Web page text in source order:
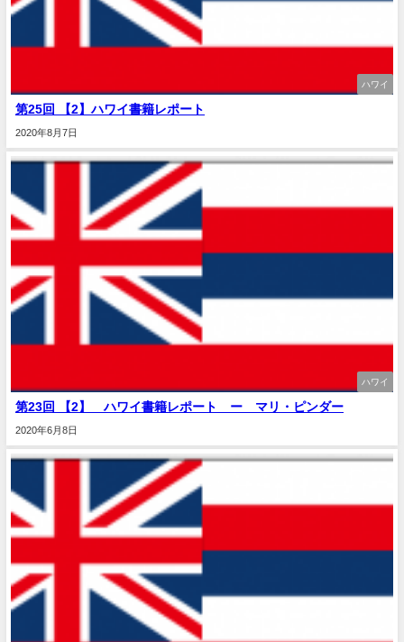
ハワイ
第25回 【2】ハワイ書籍レポート
2020年8月7日
ハワイ
第23回 【2】 ハワイ書籍レポート ー マリ・ピンダー
2020年6月8日